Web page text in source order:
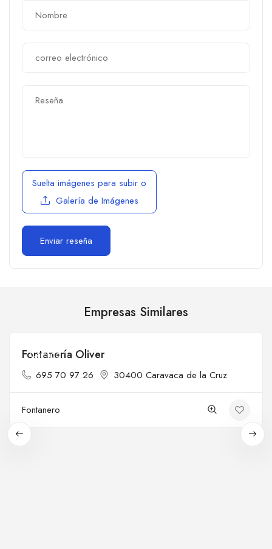
Suelta imágenes para subir o
Galería de Imágenes
Empresas Similares
Cerrado
Fontanería Oliver
695 70 97 26 30400 Caravaca de la Cruz
Fontanero